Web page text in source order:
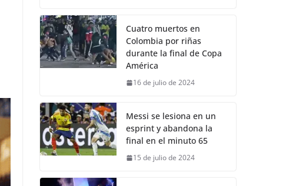
Cuatro muertos en
Colombia por riñas
durante la final de Copa
América
16 de julio de 2024
Messi se lesiona en un
esprint y abandona la
final en el minuto 65
15 de julio de 2024